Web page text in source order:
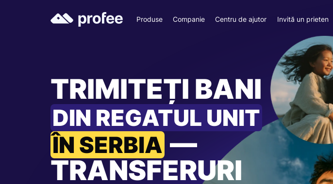
Produse Companie Centru de ajutor Invită un prieten
TRIMITEȚI BANI
DIN REGATUL UNIT
ÎN SERBIA —
TRANSFERURI